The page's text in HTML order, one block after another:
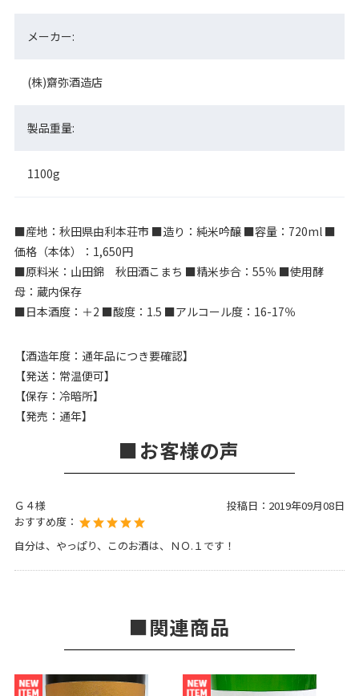
メーカー:
(株)齋弥酒造店
製品重量:
1100g
■産地：秋田県由利本荘市 ■造り：純米吟醸 ■容量：720ml ■
価格（本体）：1,650円
■原料米：山田錦 秋田酒こまち ■精米歩合：55％ ■使用酵
母：蔵内保存
■日本酒度：＋2 ■酸度：1.5 ■アルコール度：16-17％
【酒造年度：通年品につき要確認】
【発送：常温便可】
【保存：冷暗所】
【発売：通年】
お客様の声
Ｇ４様 投稿日： 2019年09月08日
おすすめ度：
自分は、やっぱり、このお酒は、ＮＯ.１です！
関連商品